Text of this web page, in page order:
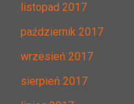
listopad 2017
październik 2017
wrzesień 2017
sierpień 2017